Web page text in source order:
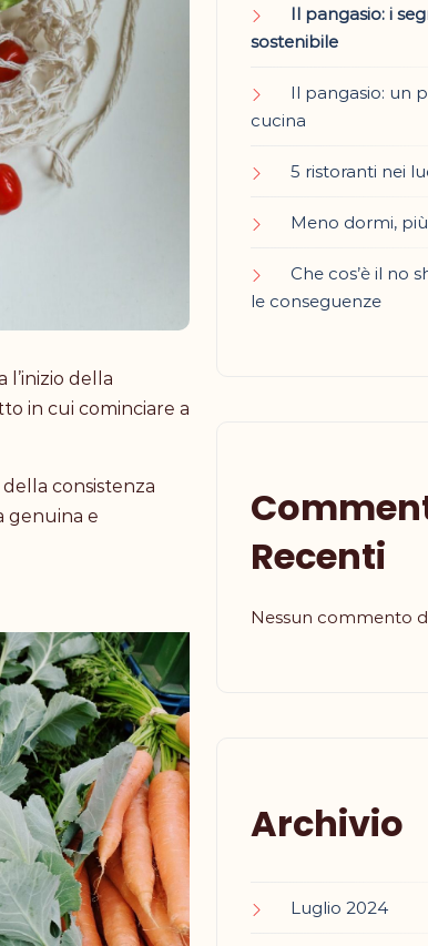
l’inizio della
in cui cominciare a
consistenza
genuina e
Il pangasio: i
sostenibile
Il pangasio: un
cucina
5 ristoranti nei
Meno dormi, più
Che cos’è il no
le conseguenze
Recenti
Nessun commento
Archivio
Luglio 2024